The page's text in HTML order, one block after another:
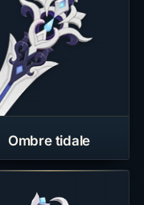
Ombre tidale